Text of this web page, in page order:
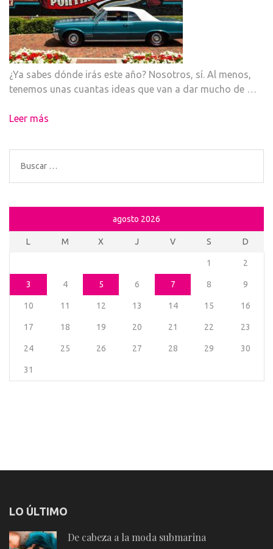
¿Ya sabes dónde irás este año? Nosotros, sí. Al menos,
tenemos unas cuantas ideas que van a dar mucho de …
Leer más
Buscar:
agosto 2026
L M X J V S D
1 2
3 4 5 6 7 8 9
10 11 12 13 14 15 16
17 18 19 20 21 22 23
24 25 26 27 28 29 30
31
LO ÚLTIMO
De cabeza a la moda submarina